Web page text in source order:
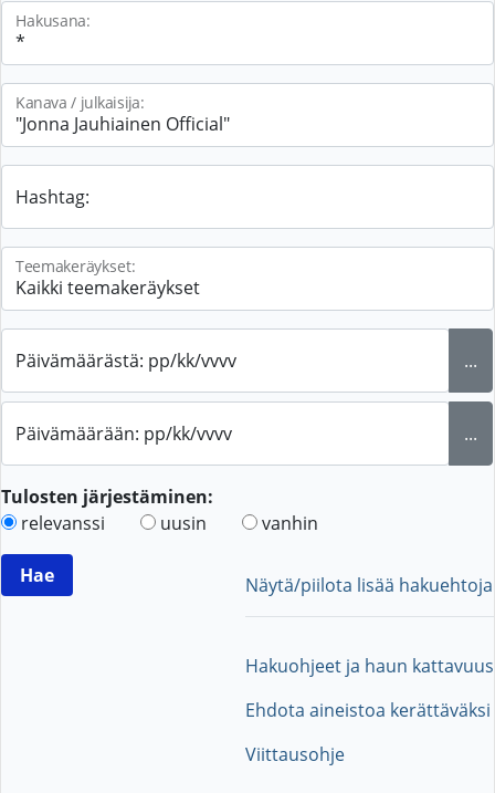
Hakusana:
Kanava / julkaisija:
Hashtag:
Teemakeräykset:
Päivämäärästä: pp/kk/vvvv ...
Päivämäärään: pp/kk/vvvv ...
Tulosten järjestäminen:
relevanssi
uusin vanhin
Näytä/piilota lisää hakuehtoja
Hakuohjeet ja haun kattavuus
Ehdota aineistoa kerättäväksi
Viittausohje